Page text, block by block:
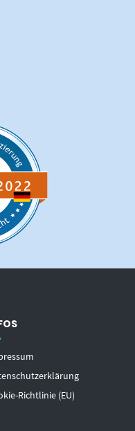
Richtlinie (EU)